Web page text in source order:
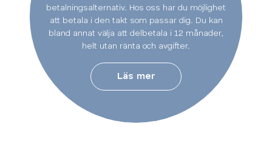
betalningsalternativ. Hos oss har du möjlighet
att betala i den takt som passar dig. Du kan
bland annat välja att delbetala i 12 månader,
helt utan ränta och avgifter.
Läs mer